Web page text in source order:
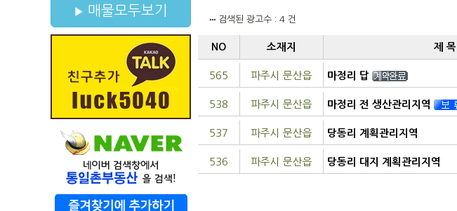
매물모두보기
검색된 광고수 : 4 건
NO 소재지 제 목
565 파주시 문산읍 마정리 답
농림지역
538 파주시 문산읍 마정리 전 생산관리지역
생산관리지역
537 파주시 문산읍 당동리 계획관리지역
계획관리지역
536 파주시 문산읍 당동리 대지 계획관리지역